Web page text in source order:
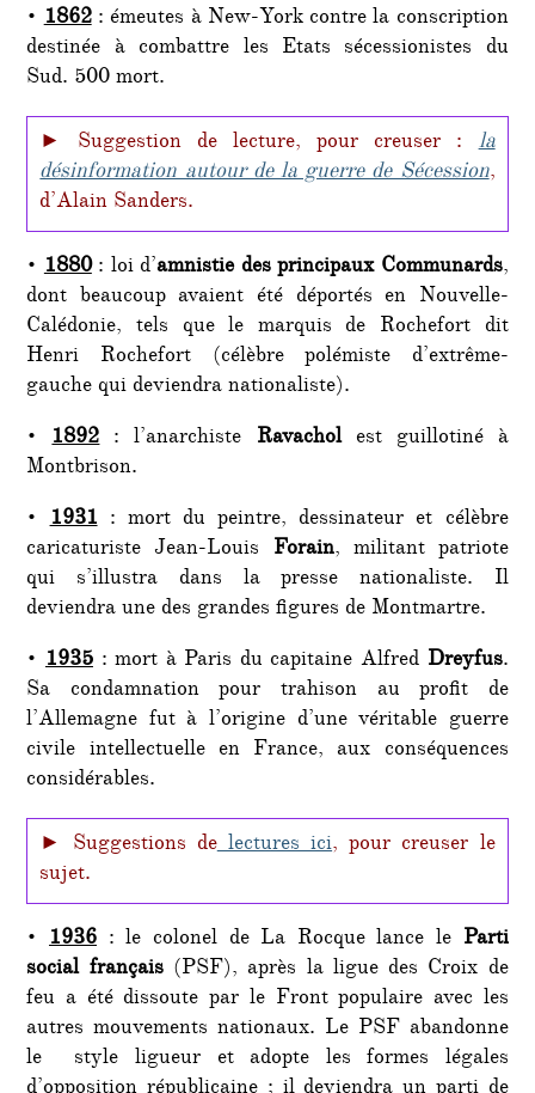
•1862 : émeutes à New-York contre la conscription
destinée à combattre les Etats sécessionistes du
Sud. 500 mort.
► Suggestion de lecture, pour creuser :la
désinformation autour de la guerre de Sécession,
d’Alain Sanders.
•1880: loi d’amnistie des principaux Communards,
dont beaucoup avaient été déportés en Nouvelle-
Calédonie, tels que le marquis de Rochefort dit
Henri Rochefort (célèbre polémiste d’extrême-
gauche qui deviendra nationaliste).
•1892 : l’anarchiste Ravacholest guillotiné à
Montbrison.
•1931 : mort du peintre, dessinateur et célèbre
caricaturiste Jean-Louis Forain, militant patriote
qui s’illustra dans la presse nationaliste. Il
deviendra une des grandes figures de Montmartre.
• 1935 : mort à Paris du capitaine Alfred Dreyfus.
Sa condamnation pour trahison au profit de
l’Allemagne fut à l’origine d’une véritable guerre
civile intellectuelle en France, aux conséquences
considérables.
► Suggestions delectures ici, pour creuser le
sujet.
•1936 : le colonel de La Rocque lance le Parti
social français(PSF), après la ligue des Croix de
feu a été dissoute par le Front populaire avec les
autres mouvements nationaux. Le PSF abandonne
le style ligueur et adopte les formes légales